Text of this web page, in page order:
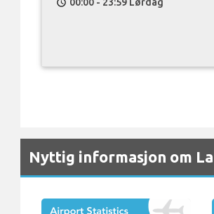
schedule
Nyttig informasjon om